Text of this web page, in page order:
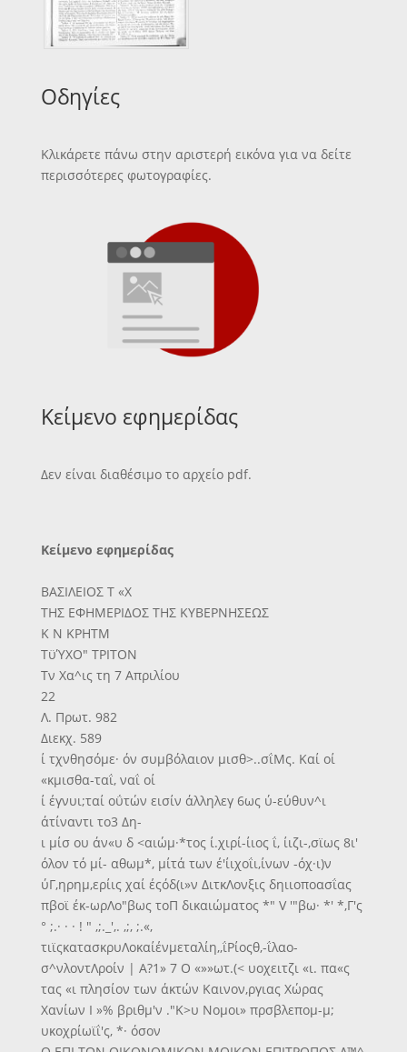
Οδηγίες
Κλικάρετε πάνω στην αριστερή εικόνα για να δείτε
περισσότερες φωτογραφίες.
Κείμενο εφημερίδας
Δεν είναι διαθέσιμο το αρχείο pdf.
Κείμενο εφημερίδας
ΒΑΣΙΛΕΙΟΣ Τ «Χ
ΤΗΣ ΕΦΗΜΕΡΙΔΟΣ ΤΗΣ ΚΥΒΕΡΝΗΣΕΩΣ
Κ Ν ΚΡΗΤΜ
ΤϋΎΧΟ" ΤΡΙΤΟΝ
Τν Χα^ις τη 7 Απριλίου
22
Λ. Πρωτ. 982
Διεκχ. 589
ί τχνθησόμε· όν συμβόλαιον μισθ>..σΐΜς. Καί οί
«κμισθα-ταΐ, ναΐ οί
ί έγνυι;ταί οΰτών εισίν άλληλεγ 6ως ύ-εύθυν^ι
άτίναντι το3 Δη-
ι μίσ ου άν«υ δ <αιώμ·*τος ί.χιρί-ίιος ΐ, ίιζι-,σϊως 8ι'
όλον τό μί- αθωμ*, μίτά των έ'ίιχοΐι,ίνων -όχ·ι)ν
ύΓ,ηρημ,ερίις χαί έςόδ(ι»ν ΔιτκΛονξις δηιιοποασΐας
πβοϊ έκ-ωρΛο"βως τοΠ δικαιώματος *" V '"βω· *' *,Γ'ς
° ;.· · · ! " ,;._',. ,;, ;.«,
τιϊςκατασκρυΛοκαίένμεταλίη,,ΐΡίοςθ,-ΐλαο-
σ^νλοντΛροίν | Α?1» 7 Ο «»»ωτ.(< υοχειτζι «ι. πα«ς
τας «ι πλησίον των άκτών Καινον,ργιας Χώρας
Χανίων Ι »% βριθμ'ν ."Κ>υ Νομοι» πρσβλεπομ-μ;
υκοχρίωϊΐ'ς, *· όσον